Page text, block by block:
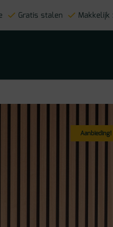
Gratis stalen
Aanbieding!